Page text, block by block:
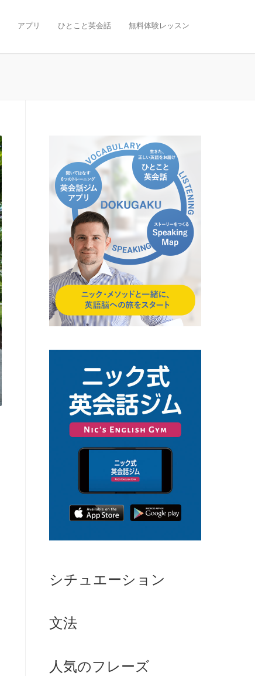
アプリ ひとこと英会話 無料体験レッスン
シチュエーション
文法
人気のフレーズ